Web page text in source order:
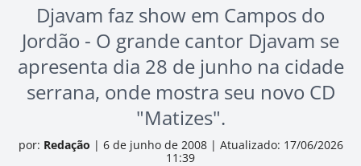
Djavam faz show em Campos do
Jordão - O grande cantor Djavam se
apresenta dia 28 de junho na cidade
serrana, onde mostra seu novo CD
"Matizes".
por: Redação | 6 de junho de 2008 | Atualizado: 17/06/2026
11:39